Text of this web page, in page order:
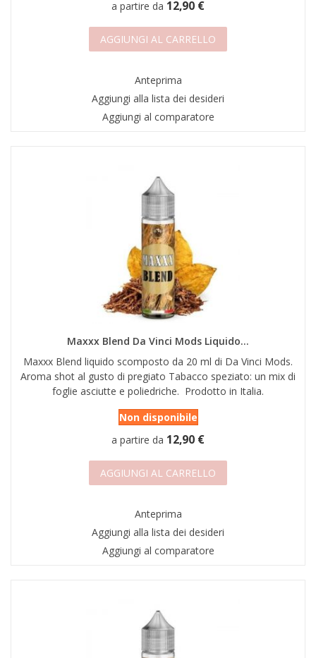
a partire da 12,90 €
AGGIUNGI AL CARRELLO
Anteprima
Aggiungi alla lista dei desideri
Aggiungi al comparatore
Maxxx Blend Da Vinci Mods Liquido...
Maxxx Blend liquido scomposto da 20 ml di Da Vinci Mods.
Aroma shot al gusto di pregiato Tabacco speziato: un mix di
foglie asciutte e poliedriche. Prodotto in Italia.
Non disponibile
a partire da 12,90 €
AGGIUNGI AL CARRELLO
Anteprima
Aggiungi alla lista dei desideri
Aggiungi al comparatore